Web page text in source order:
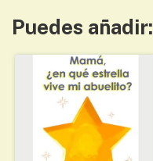
Puedes añadir: